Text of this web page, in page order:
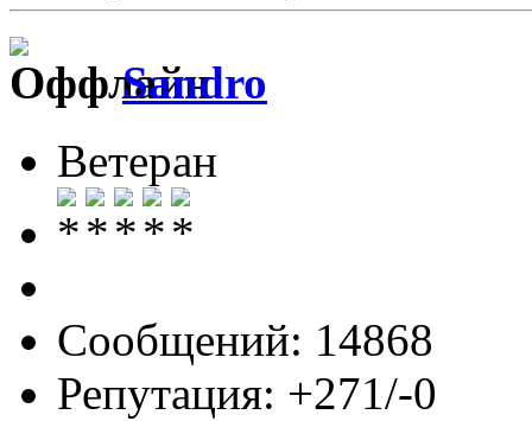
Sandro
Ветеран
Сообщений: 14868
Репутация: +271/-0